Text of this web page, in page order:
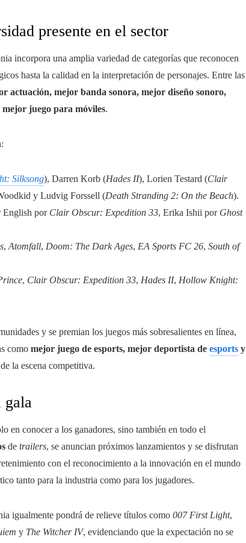
presente en el sector
incorpora una amplia variedad de categorías que reconocen
hasta la calidad en la interpretación de personajes. Entre las
actuación, mejor banda sonora, mejor diseño sonoro,
juego para móviles.
Silksong), Darren Korb (Hades II), Lorien Testard (Clair
y Ludvig Forssell (Death Stranding 2: On the Beach).
English por Clair Obscur: Expedition 33, Erika Ishii por Ghost
, Atomfall, Doom: The Dark Ages, EA Sports FC 26, South of
, Clair Obscur: Expedition 33, Hades II, Hollow Knight:
y se premian los juegos más sobresalientes en línea,
como mejor juego de esports, mejor deportista de esports y
la escena competitiva.
gala
en conocer a los ganadores, sino también en todo el
de trailers, se anuncian próximos lanzamientos y se disfrutan
con el reconocimiento a la innovación en el mundo
tanto para la industria como para los jugadores.
igualmente pondrá de relieve títulos como 007 First Light,
y The Witcher IV, evidenciando que la expectación no se